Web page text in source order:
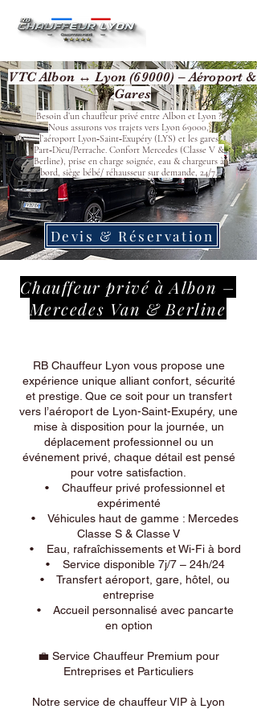
VTC Albon ↔ Lyon (69000) – Aéroport &
Gares
Besoin d’un chauffeur privé entre Albon et Lyon ?
Nous assurons vos trajets vers Lyon 69000,
l’aéroport Lyon‑Saint‑Exupéry (LYS) et les gares
Part‑Dieu/Perrache. Confort Mercedes (Classe V &
Berline), prise en charge soignée, eau & chargeurs à
bord, siège bébé/ réhausseur sur demande, 24/7.
Devis & Réservation
Chauffeur privé à Albon –
Mercedes Van & Berline
RB Chauffeur Lyon vous propose une
expérience unique alliant confort, sécurité
et prestige. Que ce soit pour un transfert
vers l’aéroport de Lyon-Saint-Exupéry, une
mise à disposition pour la journée, un
déplacement professionnel ou un
événement privé, chaque détail est pensé
pour votre satisfaction.
• Chauffeur privé professionnel et
expérimenté
• Véhicules haut de gamme : Mercedes
Classe S & Classe V
• Eau, rafraîchissements et Wi-Fi à bord
• Service disponible 7j/7 – 24h/24
• Transfert aéroport, gare, hôtel, ou
entreprise
• Accueil personnalisé avec pancarte
en option
💼 Service Chauffeur Premium pour
Entreprises et Particuliers
Notre service de chauffeur VIP à Lyon